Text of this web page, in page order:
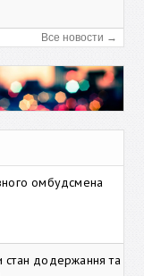
Все новости →
омбудсмена
стан додержання та